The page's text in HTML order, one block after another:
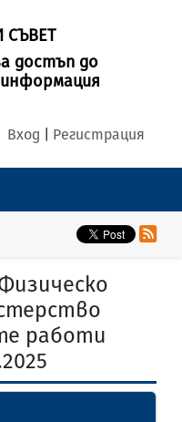
СЪВЕТ
достъп до
Вход Регистрация
работи